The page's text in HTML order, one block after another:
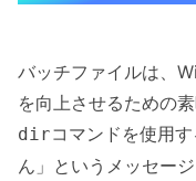
バッチファイルは、
を向上させるための
dirコマンドを使用
ん」というメッセー